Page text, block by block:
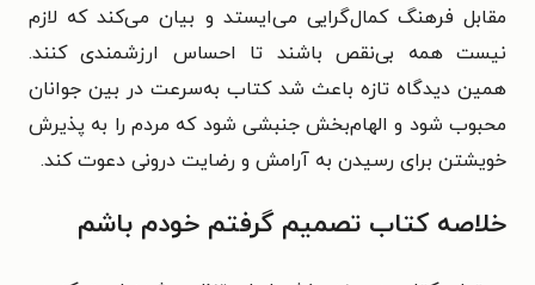
مقابل فرهنگ کمال‌گرایی می‌ایستد و بیان می‌کند که لازم
نیست همه بی‌نقص باشند تا احساس ارزشمندی کنند.
همین دیدگاه تازه باعث شد کتاب به‌سرعت در بین جوانان
محبوب شود و الهام‌بخش جنبشی شود که مردم را به پذیرش
خویشتن برای رسیدن به آرامش و رضایت درونی دعوت کند.
خلاصه کتاب تصمیم گرفتم خودم باشم